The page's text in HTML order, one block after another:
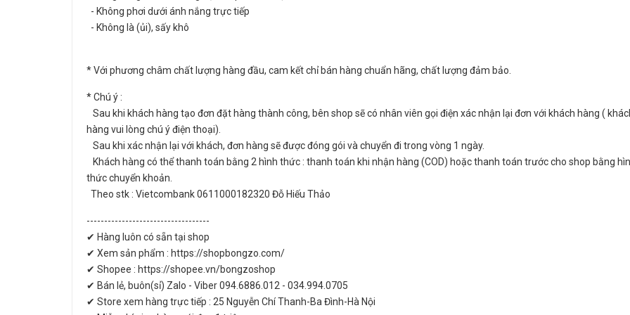
- Không phơi dưới ánh nắng trực tiếp
- Không là (ủi), sấy khô
* Với phương châm chất lượng hàng đầu, cam kết chỉ bán hàng chuẩn hãng, chất lượng đảm bảo.
* Chú ý :
Sau khi khách hàng tạo đơn đặt hàng thành công, bên shop sẽ có nhân viên gọi điện xác nhận lại đơn với khách hàng (
hàng vui lòng chú ý điện thoại).
Sau khi xác nhận lại với khách, đơn hàng sẽ được đóng gói và chuyển đi trong vòng 1 ngày.
Khách hàng có thể thanh toán bằng 2 hình thức : thanh toán khi nhận hàng (COD) hoặc thanh toán trước cho shop bằng
thức chuyển khoản.
Theo stk : Vietcombank 0611000182320 Đỗ Hiếu Thảo
-----------------------------------
✔ Hàng luôn có sẵn tại shop
✔ Xem sản phẩm : https://shopbongzo.com/
✔ Shopee : https://shopee.vn/bongzoshop
✔ Bán lẻ, buôn(sỉ) Zalo - Viber 094.6886.012 - 034.994.0705
✔ Store xem hàng trực tiếp : 25 Nguyễn Chí Thanh-Ba Đình-Hà Nội